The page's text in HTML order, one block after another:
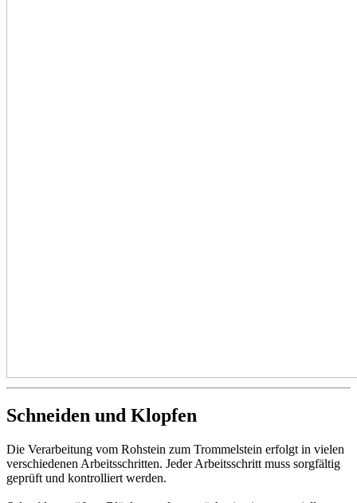
Schneiden und Klopfen
Die Verarbeitung vom Rohstein zum Trommelstein erfolgt in vielen
verschiedenen Arbeitsschritten. Jeder Arbeitsschritt muss sorgfältig
geprüft und kontrolliert werden.